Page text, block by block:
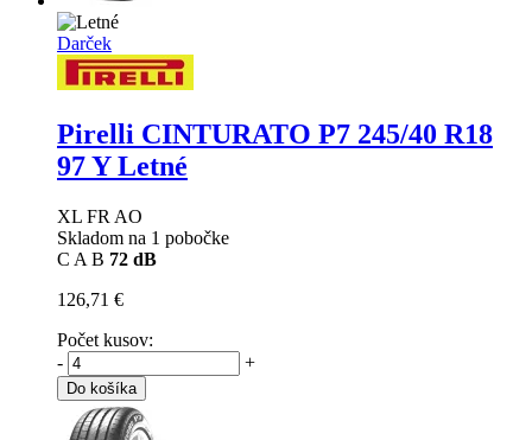
Darček
Pirelli CINTURATO P7 245/40 R18
97 Y Letné
XL FR AO
Skladom na 1 pobočke
C A B 72 dB
126,71 €
Počet kusov:
-
+
Do košíka